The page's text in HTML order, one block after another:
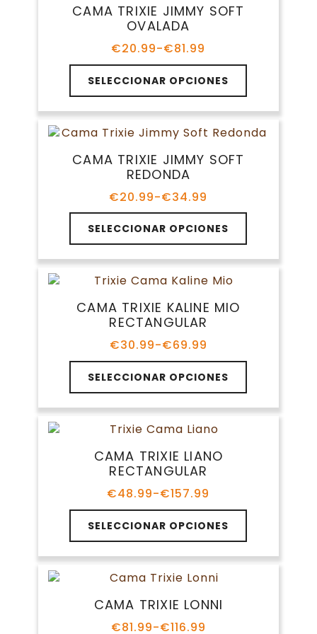
producto
opciones
pueden
elegir
la
página
producto
CAMA TRIXIE JIMMY SOFT
OVALADA
€20.99-€81.99
Rango
de
precios:
desde
€20.99
hasta
€81.99
SELECCIONAR OPCIONES
Este
producto
tiene
múltiples
variantes.
opciones
pueden
elegir
la
página
producto
CAMA TRIXIE JIMMY SOFT
REDONDA
€20.99-€34.99
Rango
de
precios:
desde
€20.99
hasta
€34.99
SELECCIONAR OPCIONES
Este
producto
tiene
múltiples
variantes.
opciones
pueden
elegir
la
página
producto
CAMA TRIXIE KALINE MIO
RECTANGULAR
€30.99-€69.99
Rango
de
precios:
desde
€30.99
hasta
€69.99
SELECCIONAR OPCIONES
Este
producto
tiene
múltiples
variantes.
opciones
pueden
elegir
la
página
producto
CAMA TRIXIE LIANO
RECTANGULAR
€48.99-€157.99
Rango
de
precios:
desde
€48.99
hasta
€157.99
SELECCIONAR OPCIONES
Este
producto
tiene
múltiples
variantes.
opciones
CAMA TRIXIE LONNI
€81.99-€116.99